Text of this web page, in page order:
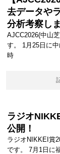
去データや
分析考察し
AJCC2026(中山
す。 1月25日に
時
ラジオ
公開！
ラジオNIKKEI賞
です。 7月1日に